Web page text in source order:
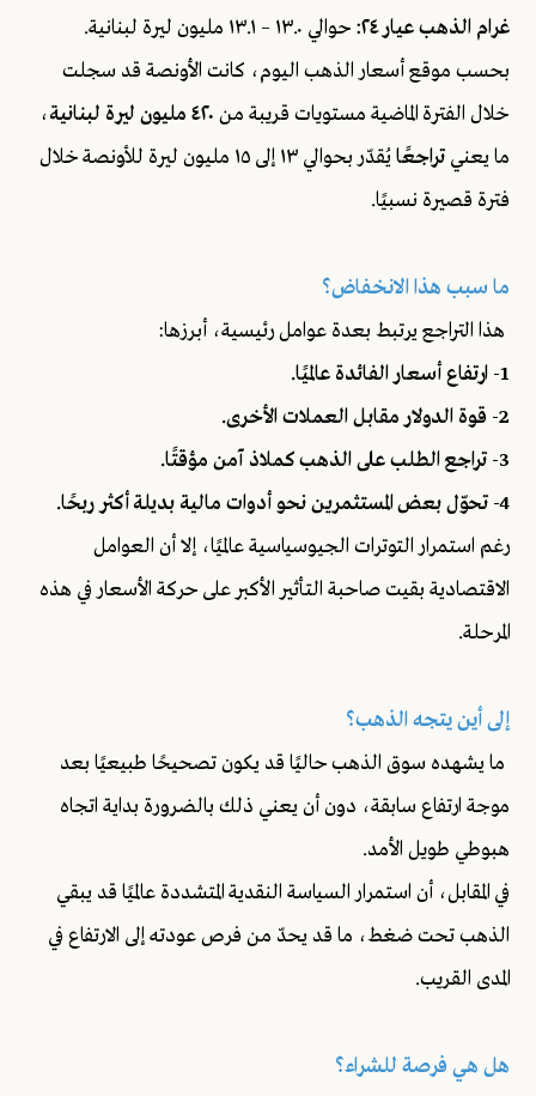
غرام الذهب عيار ٢٤:
حوالي ١٣.٠ – ١٣.١ مليون ليرة لبنانية.
بحسب موقع أسعار الذهب اليوم، كانت الأونصة قد سجلت
خلال الفترة الماضية مستويات قريبة من ٤٢٠ مليون ليرة لبنانية
،
ما يعنيتراجعًا
يُقدّر بحوالي ١٣ إلى ١٥ مليون ليرة للأونصة خلال
فترة قصيرة نسبيًا.
ما سبب هذا الانخفاض؟
هذا التراجع يرتبط بعدة عوامل رئيسية، أبرزها:
1- ارتفاع أسعار الفائدة عالميًا.
2- قوة الدولار مقابل العملات الأخرى.
3- تراجع الطلب على الذهب كملاذ آمن مؤقتًا.
4- تحوّل بعض المستثمرين نحو أدوات مالية بديلة أكثر ربحًا.
رغم استمرار التوترات الجيوسياسية عالميًا، إلا أن العوامل
الاقتصادية بقيت صاحبة التأثير الأكبر على حركة الأسعار في هذه
المرحلة.
إلى أين يتجه الذهب؟
ما يشهده سوق الذهب حاليًا قد يكون تصحيحًا طبيعيًا بعد
موجة ارتفاع سابقة، دون أن يعني ذلك بالضرورة بداية اتجاه
هبوطي طويل الأمد.
في المقابل، أن استمرار السياسة النقدية المتشددة عالميًا قد يبقي
الذهب تحت ضغط، ما قد يحدّ من فرص عودته إلى الارتفاع في
المدى القريب.
هل هي فرصة للشراء؟